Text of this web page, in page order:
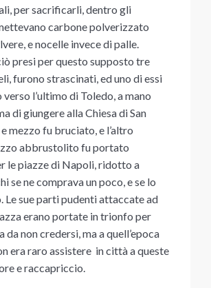
per sacrificarli, dentro gli
carbone polverizzato
e nocelle invece di palle.
presi per questo supposto tre
furono strascinati, ed uno di essi
l’ultimo di Toledo, a mano
di giungere alla Chiesa di San
mezzo fu bruciato, e l’altro
abbrustolito fu portato
le piazze di Napoli, ridotto a
se ne comprava un poco, e se lo
Le sue parti pudenti attaccate ad
erano portate in trionfo per
da non credersi, ma a quell’epoca
era raro assistere in città a queste
e raccapriccio.